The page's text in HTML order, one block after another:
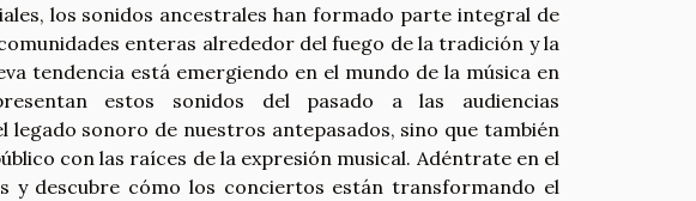
los sonidos ancestrales han formado parte integral de
enteras alrededor del fuego de la tradición y la
tendencia está emergiendo en el mundo de la música en
estos sonidos del pasado a las audiencias
sonoro de nuestros antepasados, sino que también
con las raíces de la expresión musical. Adéntrate en el
y descubre cómo los conciertos están transformando el